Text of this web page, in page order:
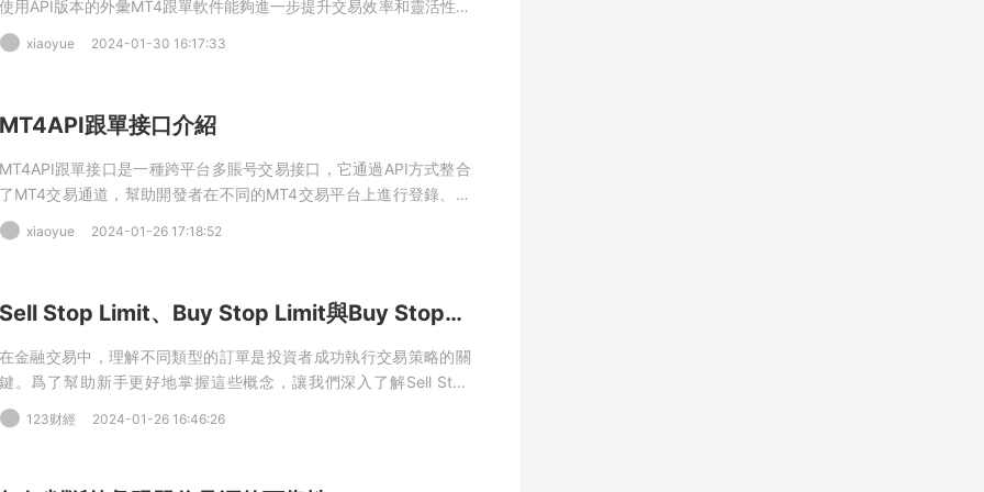
用API版本的外彙MT4跟單軟件能夠進一步提升交易效率和靈活性。
而，對于交易新手來說，使用API版本的外彙MT4跟單軟件可能會面
一些問題和挑戰。本文将介紹使用API版本的外彙MT4跟單軟件需要
xiaoyue 2024-01-30 16:17:33
跟單接口介紹
跟單接口是一種跨平台多賬号交易接口，它通過API方式整合
MT4交易通道，幫助開發者在不同的MT4交易平台上進行登錄、交
和訂單查詢等操作。這個接口真正實現了跨平台交易，減少了人工
硬件成本，爲開發行情展示、訂單管理和交易策略等提供了便捷的
xiaoyue 2024-01-26 17:18:52
Sell Stop Limit、Buy Stop Limit與Buy Stop、Buy Limit、Sell Stop、Sell Limit的區别
金融交易中，理解不同類型的訂單是投資者成功執行交易策略的關
。爲了幫助新手更好地掌握這些概念，讓我們深入了解Sell Stop
、Buy Stop Limit以及Buy Stop、Buy Limit、Sell Stop、Sell
之間的區别。
123财經 2024-01-26 16:46:26